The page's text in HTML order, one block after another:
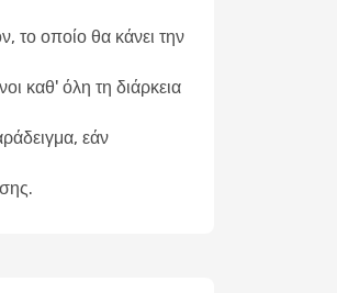
το οποίο θα κάνει την
καθ' όλη τη διάρκεια
εάν